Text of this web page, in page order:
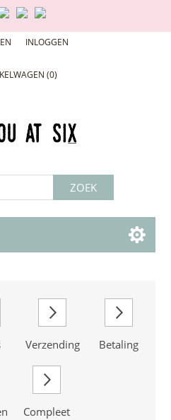
INLOGGEN
(0)
Verzending Betaling
Compleet